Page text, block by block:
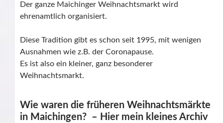
Der ganze Maichinger Weihnachtsmarkt wird
ehrenamtlich organisiert.
Diese Tradition gibt es schon seit 1995, mit wenigen
Ausnahmen wie z.B. der Coronapause.
Es ist also ein kleiner, ganz besonderer
Weihnachtsmarkt.
Wie waren die früheren Weihnachtsmärkte
in Maichingen? – Hier mein kleines Archiv